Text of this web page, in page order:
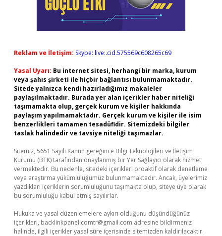
Reklam ve İletişim: Skype: live:.cid.575569c608265c69
Yasal Uyarı: Bu internet sitesi, herhangi bir marka, kurum
veya şahıs şirketi ile hiçbir bağlantısı bulunmamaktadır.
Sitede yalnızca kendi hazırladığımız makaleler
paylaşılmaktadır. Burada yer alan içerikler haber niteliği
taşımamakta olup, gerçek kurum ve kişiler hakkında
paylaşım yapılmamaktadır. Gerçek kurum ve kişiler ile isim
benzerlikleri tamamen tesadüfidir. Sitemizdeki bilgiler
taslak halindedir ve tavsiye niteliği taşımazlar.
Sitemiz, 5651 Sayılı Kanun gereğince Bilgi Teknolojileri ve İletişim
Kurumu (BTK) tarafından onaylanmış bir Yer Sağlayıcı olarak hizmet
vermektedir. Bu nedenle, sitedeki içerikleri proaktif olarak denetleme
veya araştırma yükümlülüğümüz bulunmamaktadır. Ancak, üyelerimiz
yazdıkları içeriklerin sorumluluğunu taşımakta olup, siteye üye olarak
bu sorumluluğu kabul etmiş sayılırlar.
Hukuka ve yasal düzenlemelere aykırı olduğunu düşündüğünüz
içerikleri, backlinkpanelicomtr@gmail.com adresine bildirmeniz
halinde, ilgili içerikler yasal süre içerisinde sitemizden kaldırılacaktır.